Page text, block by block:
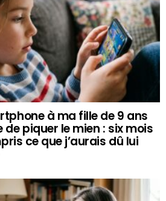
à ma fille de 9 ans
de piquer le mien : six mois
ce que j’aurais dû lui